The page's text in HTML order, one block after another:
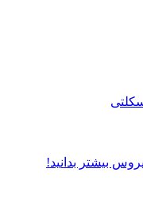
بیشتر بدانید!